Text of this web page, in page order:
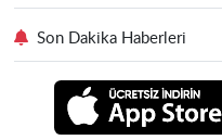
Son Dakika Haberleri